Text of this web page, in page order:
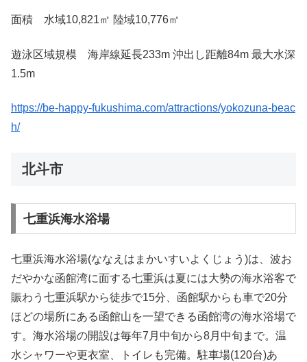
面積 水域10,821㎡ 陸域10,776㎡
遊泳区域規模 海岸線延長233m 沖出し距離84m 最大水深
1.5m
https://be-happy-fukushima.com/attractions/yokozuna-beac
h/
北斗市
七重浜海水浴場
七重浜海水浴場(ななえはまかいすいよくじょう)は、波お
だやかな函館湾に面する七重浜は夏には大勢の海水浴客で
賑わう七重浜駅から徒歩で15分、函館駅からも車で20分
ほどの場所にある函館山を一望できる函館湾の海水浴場で
す。海水浴場の開設は毎年7月中旬から8月中旬まで。温
水シャワーや更衣室、トイレも完備。駐車場(120台)あ